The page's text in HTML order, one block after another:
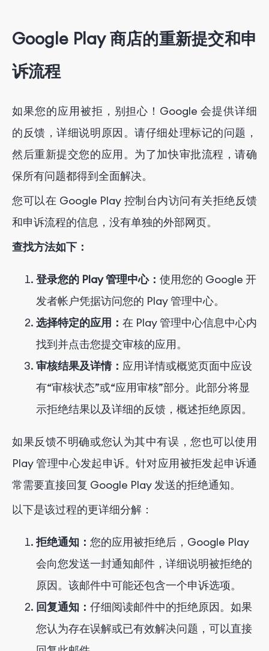
Google Play 商店的重新提交和申
诉流程
如果您的应用被拒，别担心！Google 会提供详细
的反馈，详细说明原因。请仔细处理标记的问题，
然后重新提交您的应用。为了加快审批流程，请确
保所有问题都得到全面解决。
您可以在 Google Play 控制台内访问有关拒绝反馈
和申诉流程的信息，没有单独的外部网页。
查找方法如下：
登录您的 Play 管理中心： 使用您的 Google 开
发者帐户凭据访问您的 Play 管理中心。
选择特定的应用： 在 Play 管理中心信息中心内
找到并点击您提交审核的应用。
审核结果及详情： 应用详情或概览页面中应设
有“审核状态”或“应用审核”部分。此部分将显
示拒绝结果以及详细的反馈，概述拒绝原因。
如果反馈不明确或您认为其中有误，您也可以使用
Play 管理中心发起申诉。针对应用被拒发起申诉通
常需要直接回复 Google Play 发送的拒绝通知。
以下是该过程的更详细分解：
拒绝通知： 您的应用被拒绝后，Google Play
会向您发送一封通知邮件，详细说明被拒绝的
原因。该邮件中可能还包含一个申诉选项。
回复通知： 仔细阅读邮件中的拒绝原因。如果
您认为存在误解或已有效解决问题，可以直接